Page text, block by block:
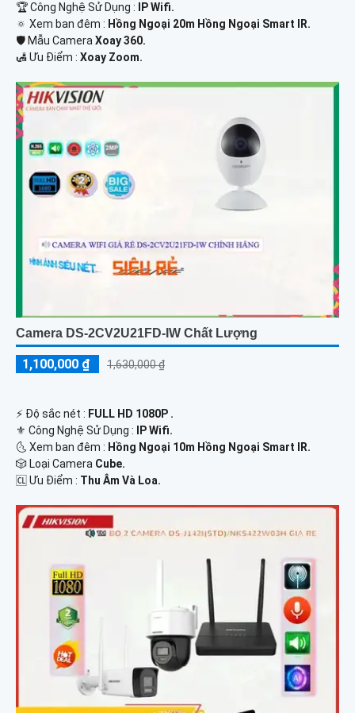
🏆 Công Nghệ Sử Dụng :
IP Wifi.
🔅 Xem ban đêm : Hồng Ngoại 20m Hồng Ngoại Smart IR.
🛡 Mẫu Camera Xoay 360.
️🛃 Ưu Điểm : Xoay Zoom.
Camera DS-2CV2U21FD-IW Chất Lượng
1,100,000 ₫ 1,630,000 ₫
️⚡ Độ sắc nét : FULL HD 1080P .
⚜️ Công Nghệ Sử Dụng :
IP Wifi.
🌜 Xem ban đêm : Hồng Ngoại 10m Hồng Ngoại Smart IR.
🎲 Loại Camera Cube.
️🆑 Ưu Điểm : Thu Âm Và Loa.